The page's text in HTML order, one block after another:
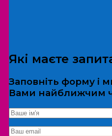
*Дані не
Екскурсія/локація
Які маєте
Заповніть форму і
Вами найближчим